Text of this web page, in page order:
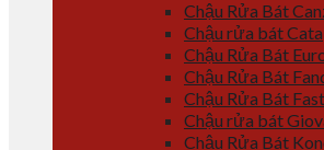
Chậu Rửa Bát
Chậu rửa bát Cata
Chậu Rửa Bát
Chậu Rửa Bát
Chậu Rửa Bát
Chậu rửa bát
Chậu Rửa Bát